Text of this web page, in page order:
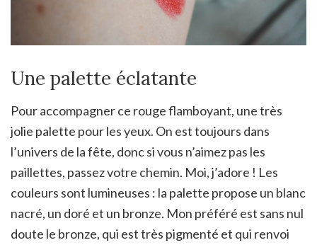
Une palette éclatante
Pour accompagner ce rouge flamboyant, une très
jolie palette pour les yeux. On est toujours dans
l’univers de la fête, donc si vous n’aimez pas les
paillettes, passez votre chemin. Moi, j’adore ! Les
couleurs sont lumineuses : la palette propose un blanc
nacré, un doré et un bronze. Mon préféré est sans nul
doute le bronze, qui est très pigmenté et qui renvoi